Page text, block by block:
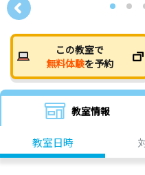
この教室で
無料体験を予約
教室情報
教室日時